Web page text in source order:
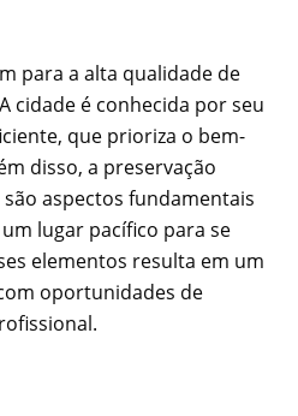
para a alta qualidade de
cidade é conhecida por seu
que prioriza o bem-
disso, a preservação
aspectos fundamentais
lugar pacífico para se
elementos resulta em um
oportunidades de